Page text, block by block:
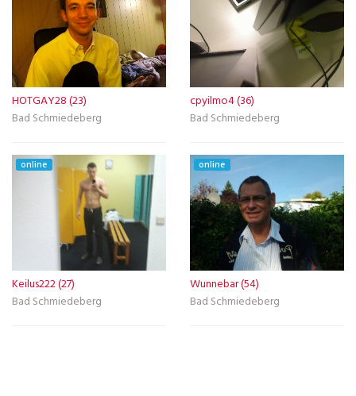
HOTGAY28 (23)
Bad Schmiedeberg
cpyilmo4 (36)
Bad Schmiedeberg
online
Keilus222 (27)
Bad Schmiedeberg
online
Wunnebar (54)
Bad Schmiedeberg